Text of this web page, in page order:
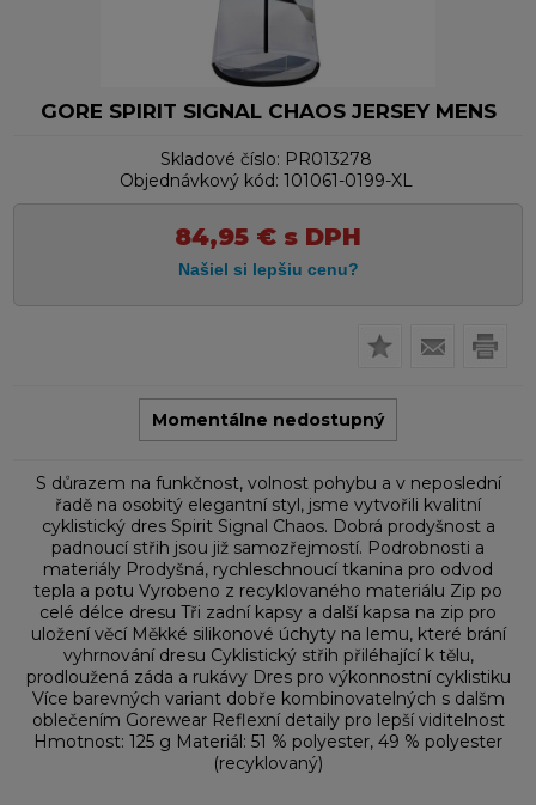
GORE SPIRIT SIGNAL CHAOS JERSEY MENS
Skladové číslo: PR013278
Objednávkový kód: 101061-0199-XL
84,95 € s DPH
Momentálne nedostupný
S důrazem na funkčnost, volnost pohybu a v neposlední
řadě na osobitý elegantní styl, jsme vytvořili kvalitní
cyklistický dres Spirit Signal Chaos. Dobrá prodyšnost a
padnoucí střih jsou již samozřejmostí. Podrobnosti a
materiály Prodyšná, rychleschnoucí tkanina pro odvod
tepla a potu Vyrobeno z recyklovaného materiálu Zip po
celé délce dresu Tři zadní kapsy a další kapsa na zip pro
uložení věcí Měkké silikonové úchyty na lemu, které brání
vyhrnování dresu Cyklistický střih přiléhající k tělu,
prodloužená záda a rukávy Dres pro výkonnostní cyklistiku
Více barevných variant dobře kombinovatelných s dalšm
oblečením Gorewear Reflexní detaily pro lepší viditelnost
Hmotnost: 125 g Materiál: 51 % polyester, 49 % polyester
(recyklovaný)